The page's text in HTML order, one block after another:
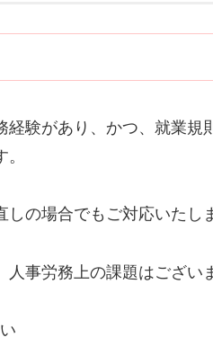
験があり、かつ、就業規
の場合でもご対応いたし
事労務上の課題はござい